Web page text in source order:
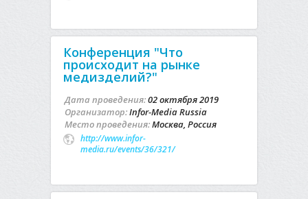
Конференция "Что
происходит на рынке
медизделий?"
Дата проведения:02 октября 2019
Организатор:Infor-Media Russia
Место проведения:Москва, Россия
http://www.infor-
media.ru/events/36/321/